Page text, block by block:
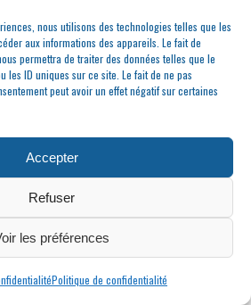
nous utilisons des technologies telles que les
aux informations des appareils. Le fait de
permettra de traiter des données telles que le
les ID uniques sur ce site. Le fait de ne pas
peut avoir un effet négatif sur certaines
Accepter
Refuser
les préférences
Politique de confidentialité
Commandant Fanjat